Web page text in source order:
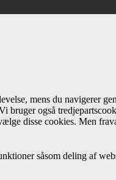
mens du navigerer
bruger også
disse cookies. Men
såsom deling af